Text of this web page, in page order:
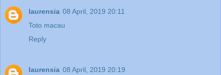
laurensia 08 April, 2019 20:11
Toto macau
Reply
laurensia 08 April, 2019 20:19